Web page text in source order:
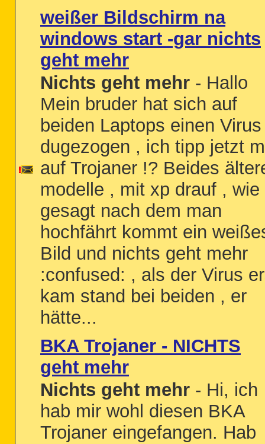
weißer Bildschirm na
windows start -gar nichts
geht mehr
Nichts geht mehr - Hallo
Mein bruder hat sich auf
beiden Laptops einen Virus
dugezogen , ich tipp jetzt
auf Trojaner !? Beides
modelle , mit xp drauf , wie
gesagt nach dem man
hochfährt kommt ein
Bild und nichts geht mehr
:confused: , als der Virus
kam stand bei beiden , er
hätte...
BKA Trojaner - NICHTS
geht mehr
Nichts geht mehr - Hi, ich
hab mir wohl diesen BKA
Trojaner eingefangen. Hab